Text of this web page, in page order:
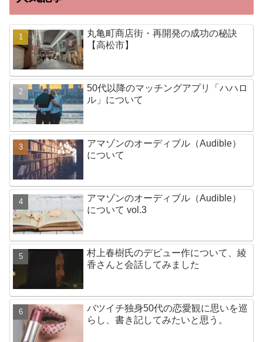
丸亀町商店街・再開発の成功の秘訣
【高松市】
50代以降のマッチングアプリ「ハハロ
ル」について
アマゾンのオーディブル（Audible）
について
アマゾンのオーディブル（Audible）
について vol.3
村上春樹氏のデビュー作について、綾
香さんと会話してみました
バツイチ独身50代の恋愛観に思いを巡
らし、書き記してみたいと思う。